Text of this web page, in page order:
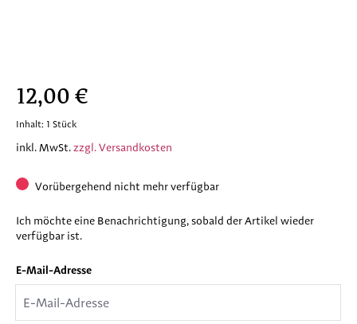
Regulärer Preis:
12,00 €
Inhalt: 1 Stück
inkl. MwSt.zzgl. Versandkosten
Vorübergehend nicht mehr verfügbar
Ich möchte eine Benachrichtigung, sobald der Artikel wieder
verfügbar ist.
E-Mail-Adresse